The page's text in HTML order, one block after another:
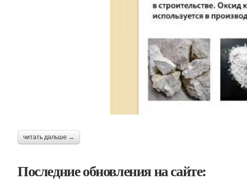
читать дальше →
Последние обновления на сайте: